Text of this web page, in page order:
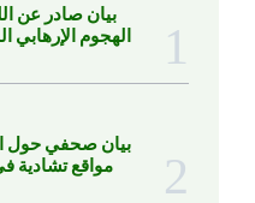
بيان صادر عن
بيان صحفي حول
مواقع تشادية